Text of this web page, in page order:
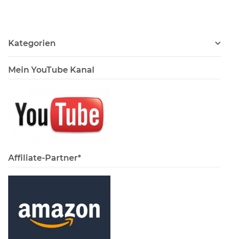
Kategorien
Mein YouTube Kanal
Affiliate-Partner*